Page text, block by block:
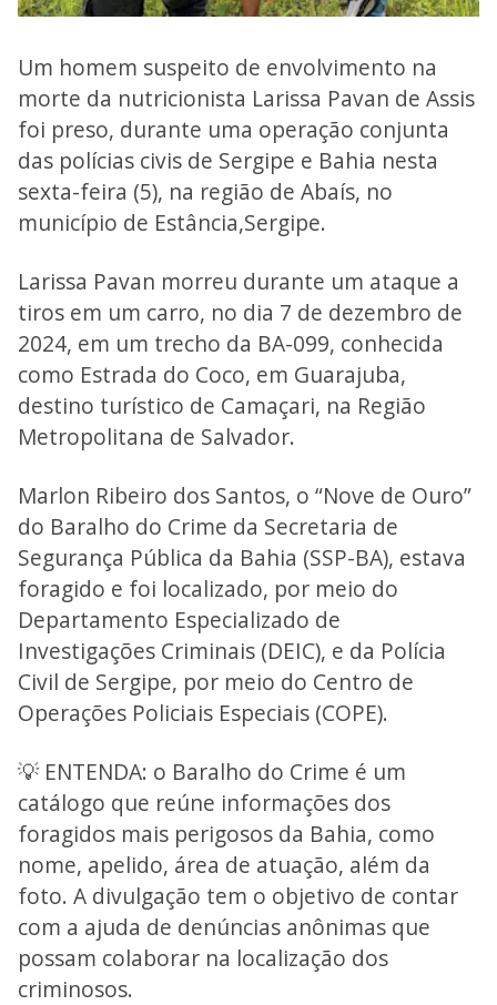
Um homem suspeito de envolvimento na
morte da nutricionista Larissa Pavan de Assis
foi preso, durante uma operação conjunta
das polícias civis de Sergipe e Bahia nesta
sexta-feira (5), na região de Abaís, no
município de Estância,Sergipe.
Larissa Pavan morreu durante um ataque a
tiros em um carro, no dia 7 de dezembro de
2024, em um trecho da BA-099, conhecida
como Estrada do Coco, em Guarajuba,
destino turístico de Camaçari, na Região
Metropolitana de Salvador.
Marlon Ribeiro dos Santos, o “Nove de Ouro”
do Baralho do Crime da Secretaria de
Segurança Pública da Bahia (SSP-BA), estava
foragido e foi localizado, por meio do
Departamento Especializado de
Investigações Criminais (DEIC), e da Polícia
Civil de Sergipe, por meio do Centro de
Operações Policiais Especiais (COPE).
💡 ENTENDA: o Baralho do Crime é um
catálogo que reúne informações dos
foragidos mais perigosos da Bahia, como
nome, apelido, área de atuação, além da
foto. A divulgação tem o objetivo de contar
com a ajuda de denúncias anônimas que
possam colaborar na localização dos
criminosos.